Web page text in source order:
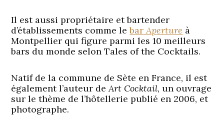
Il est aussi propriétaire et bartender
d’établissements comme lebarAperture à
Montpellier qui figure parmi les 10 meilleurs
bars du monde selon Tales of the Cocktails.
Natif de la commune de Sète en France, il est
également l’auteur deArt Cocktail, un ouvrage
sur le thème de l’hôtellerie publié en 2006, et
photographe.